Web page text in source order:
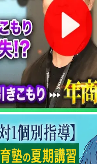
オンラインコミュニティ・
SNS 公式アカウントの
©株式会社キズキ. ALL rights reserved.